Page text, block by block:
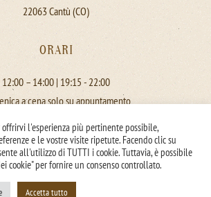
22063 Cantù (CO)
ORARI
12:00 – 14:00 | 19:15 - 22:00
a cena solo su appuntamento
Powered by
l'esperienza più pertinente possibile,
e le vostre visite ripetute. Facendo clic su
all'utilizzo di TUTTI i cookie. Tuttavia, è possibile
cookie" per fornire un consenso controllato.
Accetta tutto